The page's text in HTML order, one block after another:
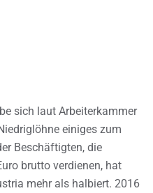
sich laut Arbeiterkammer
einiges zum
Beschäftigten, die
brutto verdienen, hat
mehr als halbiert. 2016